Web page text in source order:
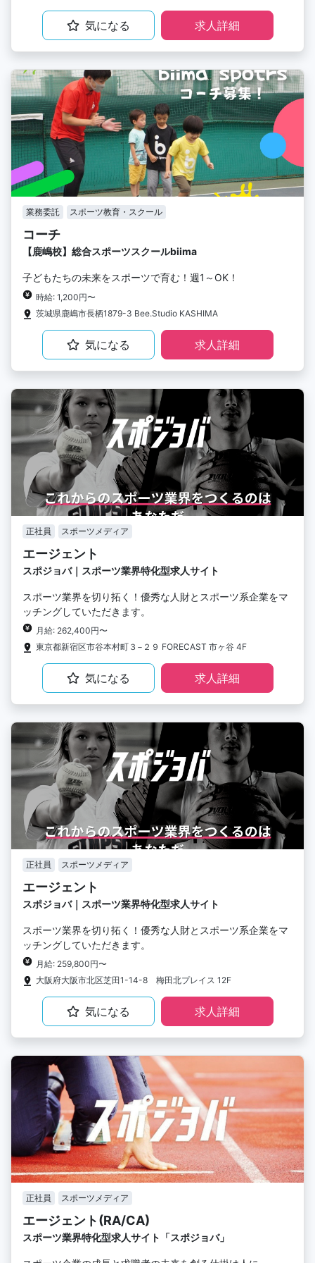
気になる 求人詳細
業務委託 スポーツ教育・スクール
コーチ
【鹿嶋校】総合スポーツスクールbiima
子どもたちの未来をスポーツで育む！週1～OK！
時給: 1,200円〜
茨城県鹿嶋市長栖1879-3 Bee.Studio KASHIMA
気になる 求人詳細
正社員 スポーツメディア
エージェント
スポジョバ｜スポーツ業界特化型求人サイト
スポーツ業界を切り拓く！優秀な人財とスポーツ系企業をマ
ッチングしていただきます。
月給: 262,400円〜
東京都新宿区市谷本村町３−２９ FORECAST 市ヶ谷 4F
気になる 求人詳細
正社員 スポーツメディア
エージェント
スポジョバ｜スポーツ業界特化型求人サイト
スポーツ業界を切り拓く！優秀な人財とスポーツ系企業をマ
ッチングしていただきます。
月給: 259,800円〜
大阪府大阪市北区芝田1-14-8 梅田北プレイス 12F
気になる 求人詳細
正社員 スポーツメディア
エージェント(RA/CA)
スポーツ業界特化型求人サイト「スポジョバ」